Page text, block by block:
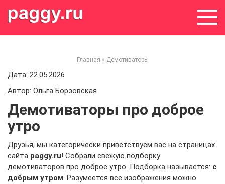
Главная » Демотиваторы
Дата: 22.05.2026
Автор: Ольга Борзовская
Демотиваторы про доброе
утро
Друзья, мы категорически приветствуем вас на страницах
сайта paggy.ru! Собрали свежую подборку
демотиваторов про доброе утро. Подборка называется: с
добрым утром. Разумеется все изображения можно